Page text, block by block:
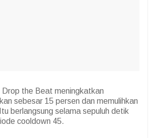
the Beat meningkatkan
sebesar 15 persen dan memulihkan
berlangsung selama sepuluh detik
cooldown 45.